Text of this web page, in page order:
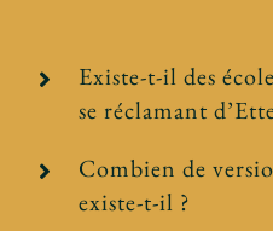
Existe-t-il des
se réclamant
Combien de
existe-t-il ?